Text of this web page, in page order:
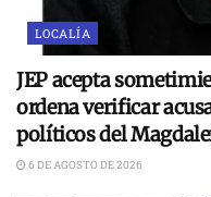
LOCALÍA
JEP acepta
ordena verificar
políticos del
6 DE AGOSTO DE 2026